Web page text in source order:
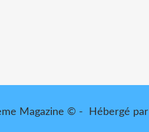
Magazine © - Hébergé par